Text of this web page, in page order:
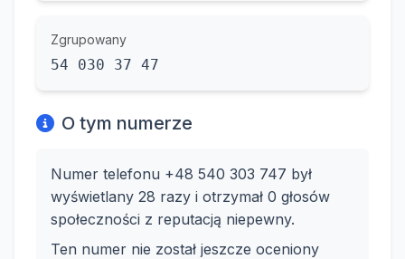
Zgrupowany
54 030 37 47
O tym numerze
Numer telefonu +48 540 303 747 był
wyświetlany 28 razy i otrzymał 0 głosów
społeczności z reputacją niepewny.
Ten numer nie został jeszcze oceniony